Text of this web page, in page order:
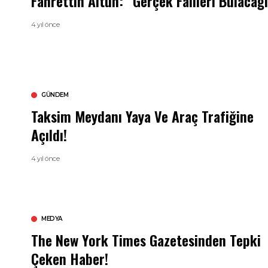
4 yıl önce
GÜNDEM
Taksim Meydanı Yaya Ve Araç Trafiğine
Açıldı!
4 yıl önce
MEDYA
The New York Times Gazetesinden Tepki
Çeken Haber!